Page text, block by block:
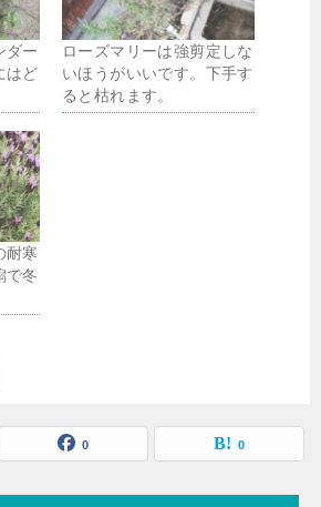
ダー
はど
ローズマリーは強剪定しな
いほうがいいです。下手す
ると枯れます。
耐寒
で冬
0 0